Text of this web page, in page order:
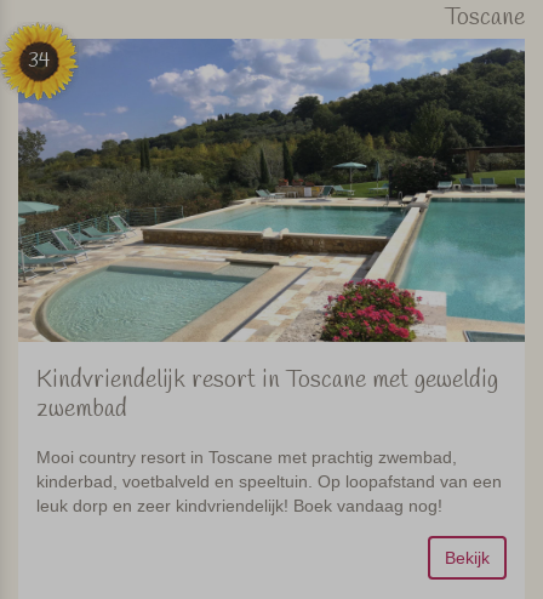
Toscane
34
Kindvriendelijk resort in Toscane met geweldig
zwembad
Mooi country resort in Toscane met prachtig zwembad,
kinderbad, voetbalveld en speeltuin. Op loopafstand van een
leuk dorp en zeer kindvriendelijk! Boek vandaag nog!
Bekijk